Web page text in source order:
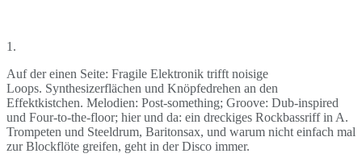
1.
Auf der einen Seite: Fragile Elektronik trifft noisige
Loops. Synthesizerflächen und Knöpfedrehen an den
Effektkistchen. Melodien: Post-something; Groove: Dub-inspired
und Four-to-the-floor; hier und da: ein dreckiges Rockbassriff in A.
Trompeten und Steeldrum, Baritonsax, und warum nicht einfach mal
zur Blockflöte greifen, geht in der Disco immer.